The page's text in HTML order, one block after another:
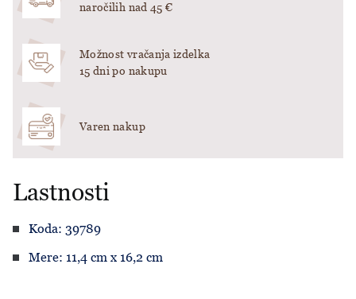
naročilih nad 45 €
Možnost vračanja izdelka
15 dni po nakupu
Varen nakup
Lastnosti
Koda: 39789
Mere: 11,4 cm x 16,2 cm